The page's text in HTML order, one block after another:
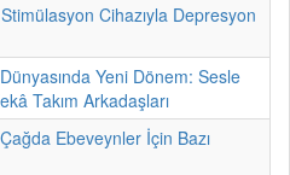
Cihazıyla Depresyon
Yeni Dönem: Sesle
Takım Arkadaşları
Ebeveynler İçin Bazı